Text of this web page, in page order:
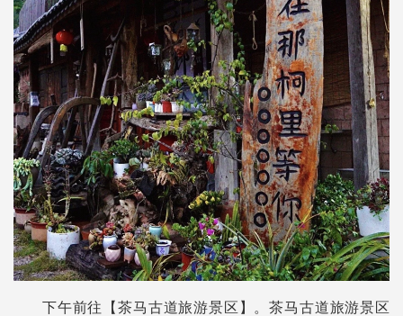
下午前往【茶马古道旅游景区】。茶马古道旅游景区